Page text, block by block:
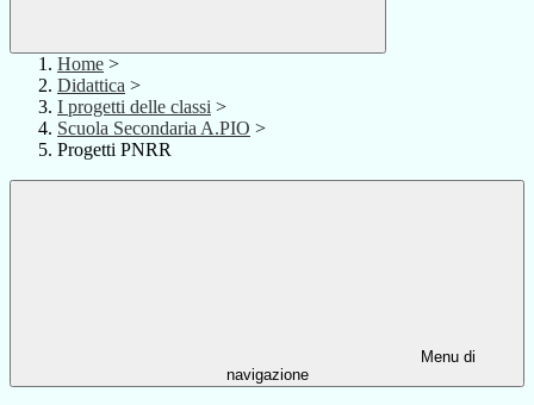
Home >
Didattica >
I progetti delle classi >
Scuola Secondaria A.PIO >
Progetti PNRR
Menu di
navigazione